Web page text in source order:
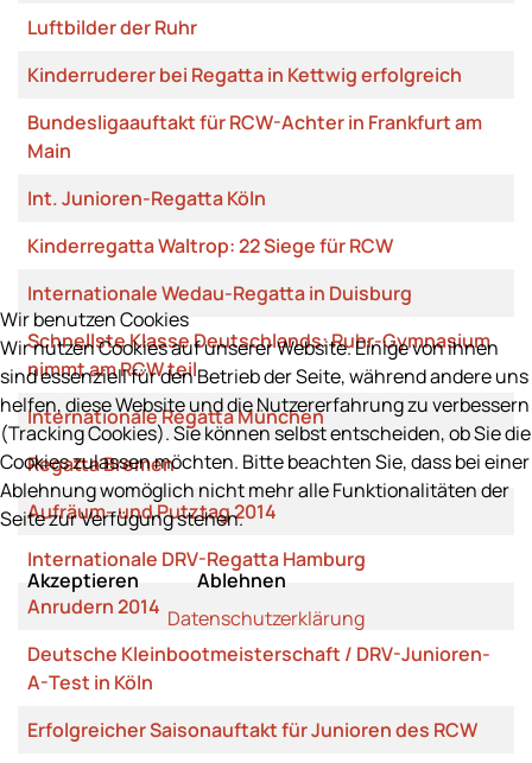
Luftbilder der Ruhr
Kinderruderer bei Regatta in Kettwig erfolgreich
Bundesligaauftakt für RCW-Achter in Frankfurt am
Main
Int. Junioren-Regatta Köln
Kinderregatta Waltrop: 22 Siege für RCW
Internationale Wedau-Regatta in Duisburg
Schnellste Klasse Deutschlands: Ruhr-Gymnasium
nimmt am RCW teil
Internationale Regatta München
Regatta Bremen
Aufräum- und Putztag 2014
Internationale DRV-Regatta Hamburg
Anrudern 2014
Deutsche Kleinbootmeisterschaft / DRV-Junioren-
A-Test in Köln
Erfolgreicher Saisonauftakt für Junioren des RCW
Wir benutzen Cookies
Wir nutzen Cookies auf unserer Website. Einige von ihnen
sind essenziell für den Betrieb der Seite, während andere uns
helfen, diese Website und die Nutzererfahrung zu verbessern
(Tracking Cookies). Sie können selbst entscheiden, ob Sie die
Cookies zulassen möchten. Bitte beachten Sie, dass bei einer
Ablehnung womöglich nicht mehr alle Funktionalitäten der
Seite zur Verfügung stehen.
Akzeptieren
Ablehnen
Datenschutzerklärung